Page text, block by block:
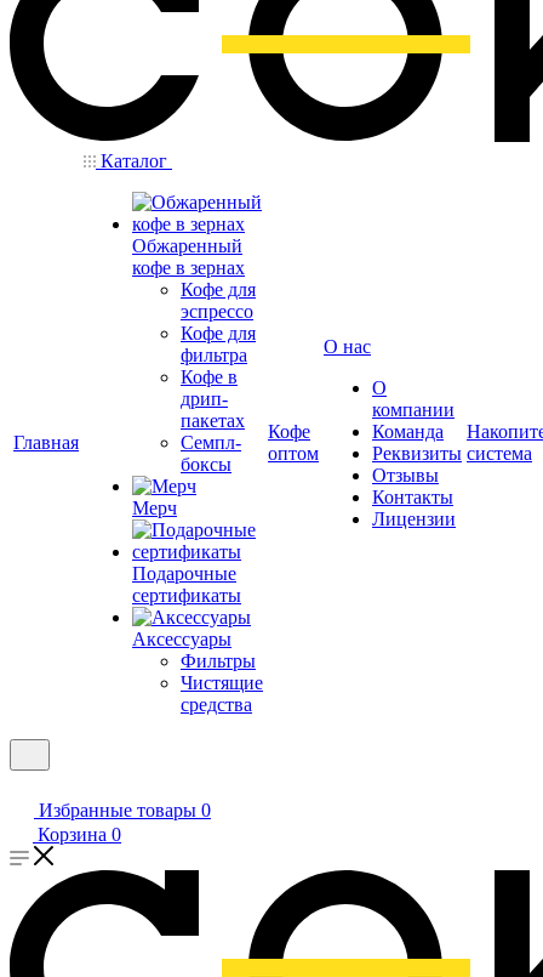
Главная
Каталог
Обжаренный
кофе в зернах
Кофе для
эспрессо
Кофе для
фильтра
Кофе в
дрип-
пакетах
Семпл-
боксы
Мерч
Подарочные
сертификаты
Аксессуары
Фильтры
Чистящие
средства
Кофе
оптом
О нас
О
компании
Команда
Реквизиты
Отзывы
Контакты
Лицензии
система
Избранные товары 0
Корзина 0